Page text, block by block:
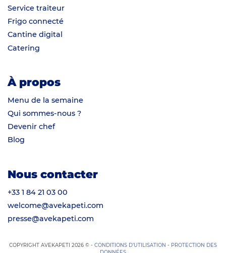
Service traiteur
Frigo connecté
Cantine digital
Catering
À propos
Menu de la semaine
Qui sommes-nous ?
Devenir chef
Blog
Nous contacter
+33 1 84 21 03 00
welcome@avekapeti.com
presse@avekapeti.com
COPYRIGHT AVEKAPETI 2026 © - CONDITIONS D’UTILISATION - PROTECTION DES